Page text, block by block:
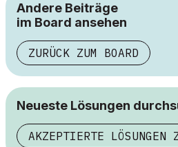
Andere Beiträge
im Board ansehen
ZURÜCK ZUM BOARD
Neueste Lösungen
AKZEPTIERTE LÖSUNGEN